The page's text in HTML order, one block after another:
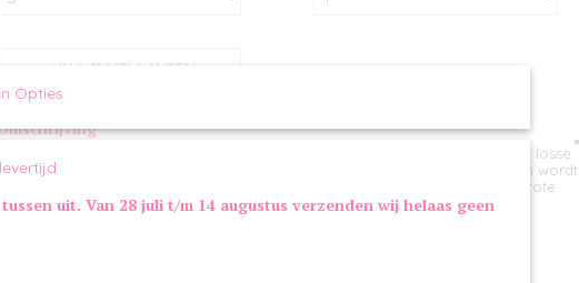
IN WINKELWAGEN
Halsband Bobbie Bling is een brede en stoere zwarte halsband voorzien van losse
diamantjes en diamantjes in bloem vorm. De halsband begint extra breed en wordt
naar de gesp toe smaller. Deze halsband is geschikt voor kleine tot middelgrote
mannetjes en vrouwtjes.
Opties
uit. Van 28 juli t/m 14 augustus verzenden wij helaas geen